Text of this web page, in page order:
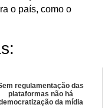
o país, como o
regulamentação das
plataformas não há
da mídia